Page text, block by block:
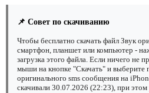
📌 Совет по скачиванию
Чтобы бесплатно скачать файл Звук
смартфон, планшет или компьютер -
загрузка этого файла. Если ничего не
мыши на кнопке "Скачать" и выберите
оригинального sms сообщения на
скачивали 30.07.2026 (22:23), при